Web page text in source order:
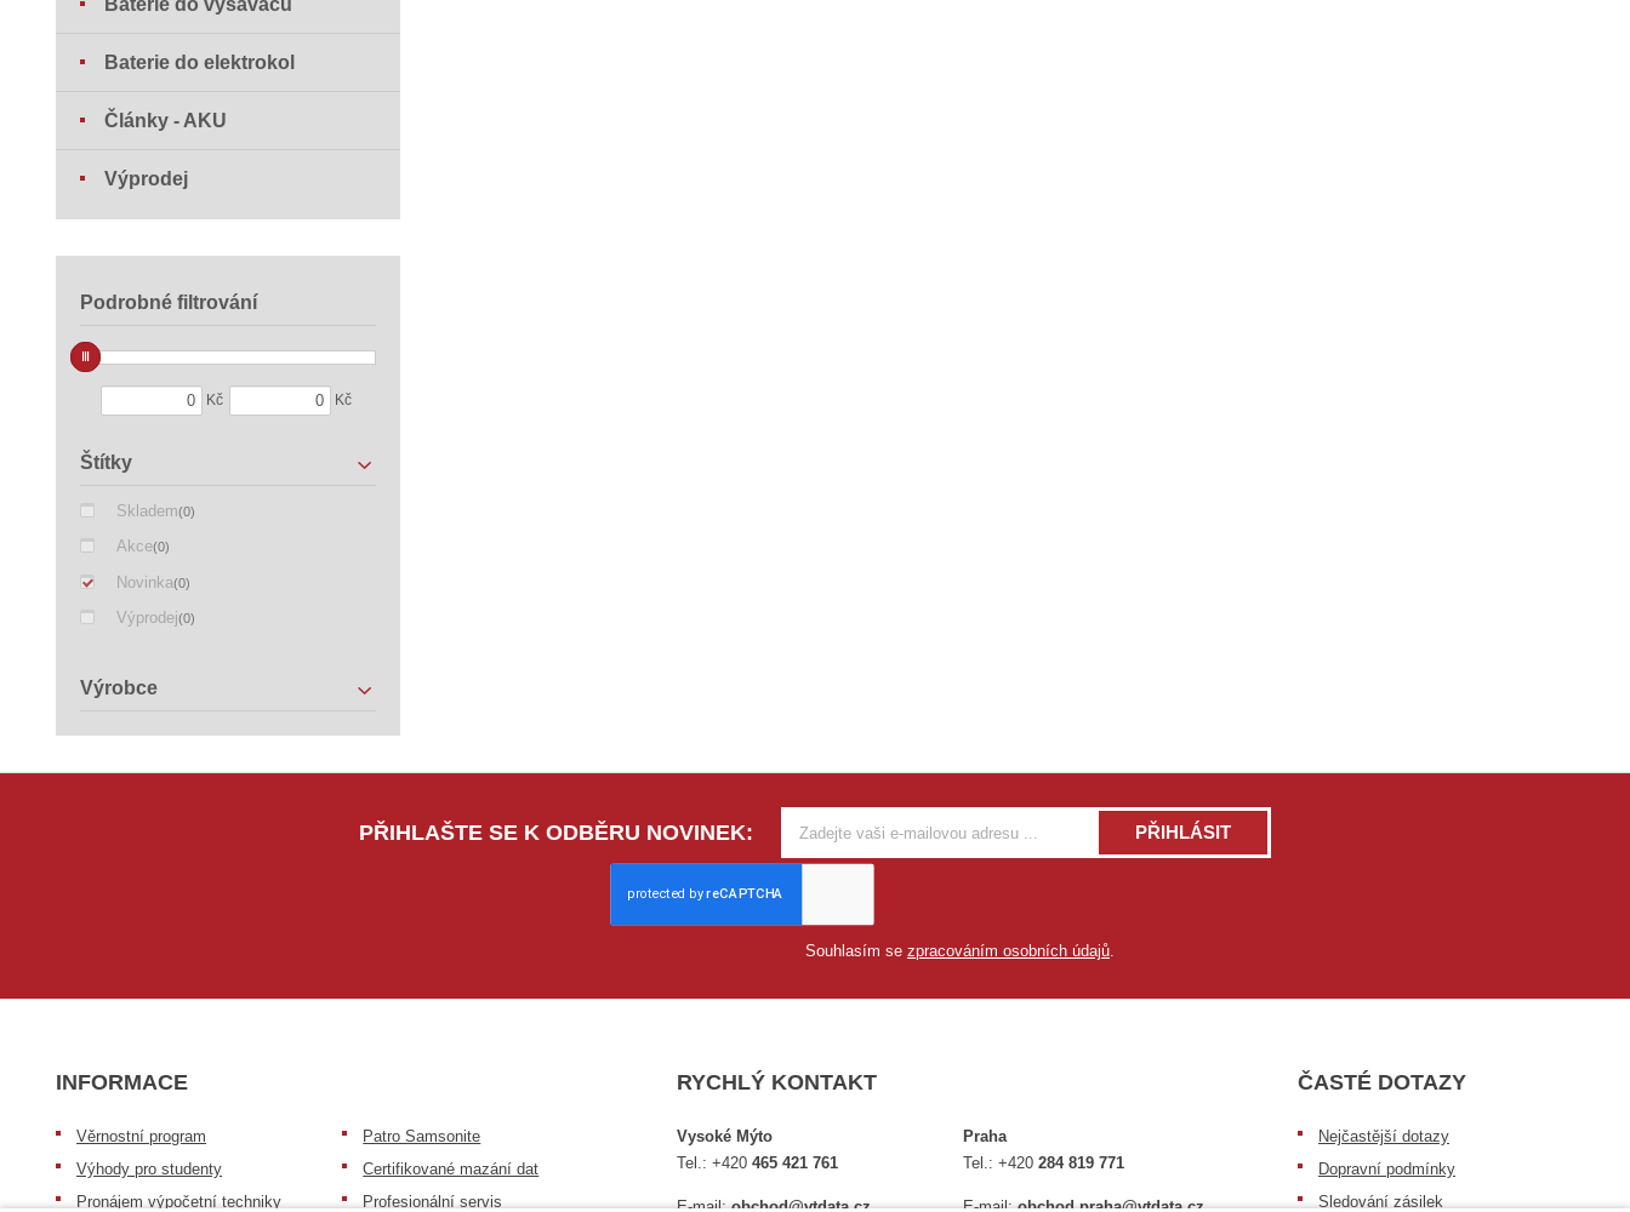
Baterie do vysavačů
Baterie do elektrokol
Články - AKU
Výprodej
Podrobné filtrování
Kč Kč
Štítky
Skladem(0)
Akce(0)
Novinka(0)
Výprodej(0)
Výrobce
PŘIHLAŠTE SE K ODBĚRU NOVINEK: PŘIHLÁSIT
Souhlasím se zpracováním osobních údajů
INFORMACE
Věrnostní program
Výhody pro studenty
Pronájem výpočetní techniky
Patro Samsonite
Certifikované mazání dat
Profesionální servis
RYCHLÝ KONTAKT
Vysoké Mýto
Tel.:+420465 421 761
E-mail:obchod@vtdata.cz
Praha
Tel.:+420284 819 771
E-mail:obchod.praha@vtdata.cz
ČASTÉ DOTAZY
Nejčastější dotazy
Dopravní podmínky
Sledování zásilek